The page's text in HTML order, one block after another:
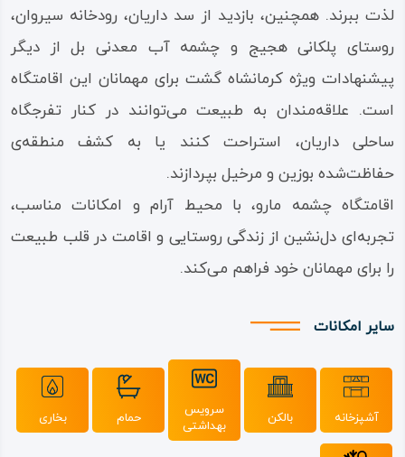
لذت ببرند. همچنین، بازدید از سد داریان، رودخانه سیروان،
روستای پلکانی هجیج و چشمه آب معدنی بل از دیگر
پیشنهادات ویژه کرمانشاه گشت برای مهمانان این اقامتگاه
است. علاقه‌مندان به طبیعت می‌توانند در کنار تفرجگاه
ساحلی داریان، استراحت کنند یا به کشف منطقه‌ی
حفاظت‌شده بوزین و مرخیل بپردازند.
اقامتگاه چشمه مارو، با محیط آرام و امکانات مناسب،
تجربه‌ای دل‌نشین از زندگی روستایی و اقامت در قلب طبیعت
را برای مهمانان خود فراهم می‌کند.
سایر امکانات
آشپزخانه بالکن
سرویس
بهداشتی
حمام بخاری